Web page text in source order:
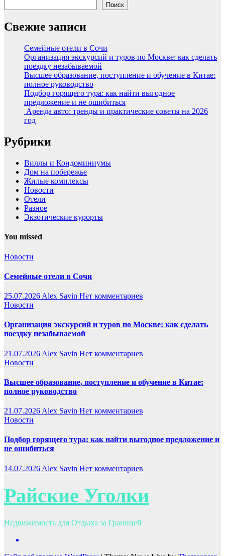
Поиск
Свежие записи
Семейные отели в Сочи
Организация экскурсий и туров по Москве: как сделать
поездку незабываемой
Высшее образование, поступление и обучение в Китае:
полное руководство
Подбор горящего тура: как найти выгодное
предложение и не ошибиться
Аренда авто: тренды и практические советы на 2026
год
Рубрики
Виллы и Кондоминиумы
Дом на побережье
Жилые комплексы
Новости
Отели
Разное
Экзотические курорты
You missed
Новости
Семейные отели в Сочи
25.07.2026 Alex Savin Нет комментариев
Новости
Организация экскурсий и туров по Москве: как сделать
поездку незабываемой
21.07.2026 Alex Savin Нет комментариев
Новости
Высшее образование, поступление и обучение в Китае:
полное руководство
21.07.2026 Alex Savin Нет комментариев
Новости
Подбор горящего тура: как найти выгодное предложение и
не ошибиться
14.07.2026 Alex Savin Нет комментариев
Райские Уголки
Недвижимость для Отдыха за Границей